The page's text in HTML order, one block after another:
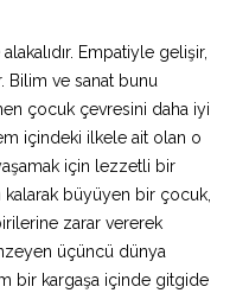
Empatiyle gelişir,
Bilim ve sanat bunu
çocuk çevresini daha iyi
içindeki ilkele ait olan o
için lezzetli bir
büyüyen bir çocuk,
zarar vererek
üçüncü dünya
bir kargaşa içinde gitgide